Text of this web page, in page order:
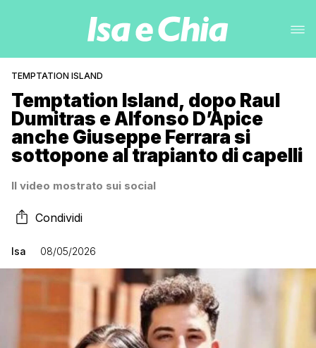
TEMPTATION ISLAND
Temptation Island, dopo Raul
Dumitras e Alfonso D’Apice
anche Giuseppe Ferrara si
sottopone al trapianto di capelli
Il video mostrato sui social
Condividi
Isa 08/05/2026